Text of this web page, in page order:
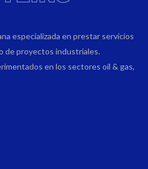
especializada en prestar servicios
de proyectos industriales.
en los sectores oíl & gas,